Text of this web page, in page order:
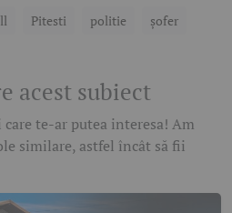
Pitesti politie șofer
acest subiect
te-ar putea interesa! Am
similare, astfel încât să fii